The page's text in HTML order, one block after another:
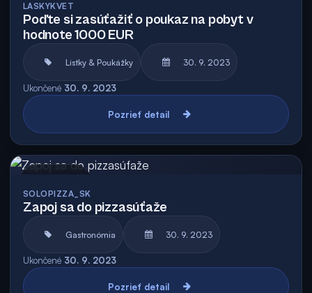
LASKYKVET
Poďte si zasúťažiť o poukaz na pobyt v
hodnote 1000 EUR
Lístky & Poukážky 30. 9. 2023
Ukončené 30. 9. 2023
Pozrieť detail
SOLOPIZZA_SK
Zapoj sa do pizzasúťaže
Gastronómia 30. 9. 2023
Ukončené 30. 9. 2023
Pozrieť detail